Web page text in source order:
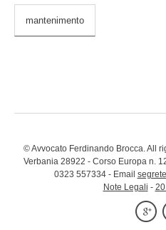
mantenimento
© Avvocato Ferdinando Brocca. All
Verbania 28922 - Corso Europa n.
0323 557334 - Email
Note Legali -